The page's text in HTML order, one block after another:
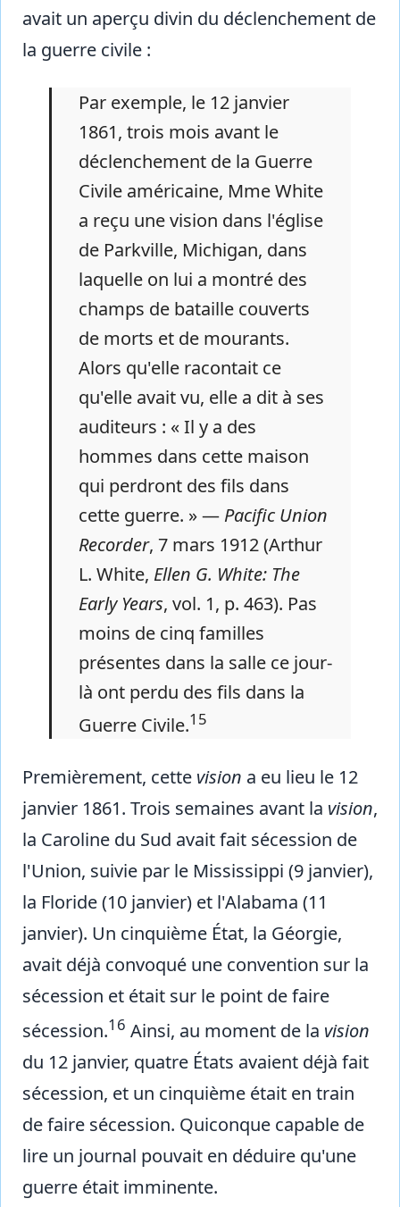
avait un aperçu divin du déclenchement de
la guerre civile :
Par exemple, le 12 janvier
1861, trois mois avant le
déclenchement de la Guerre
Civile américaine, Mme White
a reçu une vision dans l'église
de Parkville, Michigan, dans
laquelle on lui a montré des
champs de bataille couverts
de morts et de mourants.
Alors qu'elle racontait ce
qu'elle avait vu, elle a dit à ses
auditeurs : « Il y a des
hommes dans cette maison
qui perdront des fils dans
cette guerre. » — Pacific Union
Recorder, 7 mars 1912 (Arthur
L. White, Ellen G. White: The
Early Years, vol. 1, p. 463). Pas
moins de cinq familles
présentes dans la salle ce jour-
là ont perdu des fils dans la
Guerre Civile.15
Premièrement, cette vision a eu lieu le 12
janvier 1861. Trois semaines avant la vision,
la Caroline du Sud avait fait sécession de
l'Union, suivie par le Mississippi (9 janvier),
la Floride (10 janvier) et l'Alabama (11
janvier). Un cinquième État, la Géorgie,
avait déjà convoqué une convention sur la
sécession et était sur le point de faire
sécession.16 Ainsi, au moment de la vision
du 12 janvier, quatre États avaient déjà fait
sécession, et un cinquième était en train
de faire sécession. Quiconque capable de
lire un journal pouvait en déduire qu'une
guerre était imminente.